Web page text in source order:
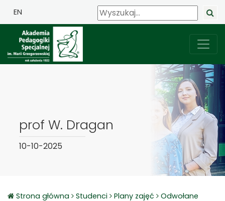
EN
prof W. Dragan
10-10-2025
Strona główna Studenci Plany zajęć
Odwołane